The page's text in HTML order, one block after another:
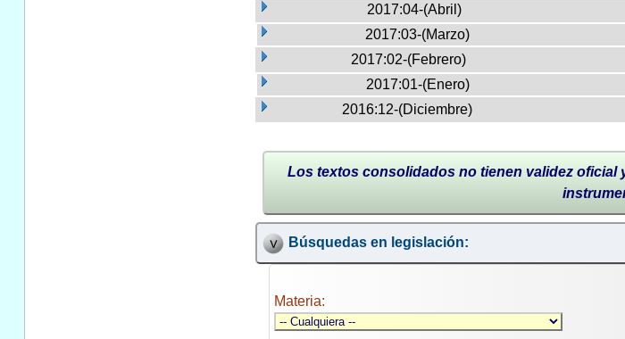
2017:04-(Abril)
2017:03-(Marzo)
2017:02-(Febrero)
2017:01-(Enero)
2016:12-(Diciembre)
Los textos consolidados no tienen validez
Búsquedas en legislación:
Materia: